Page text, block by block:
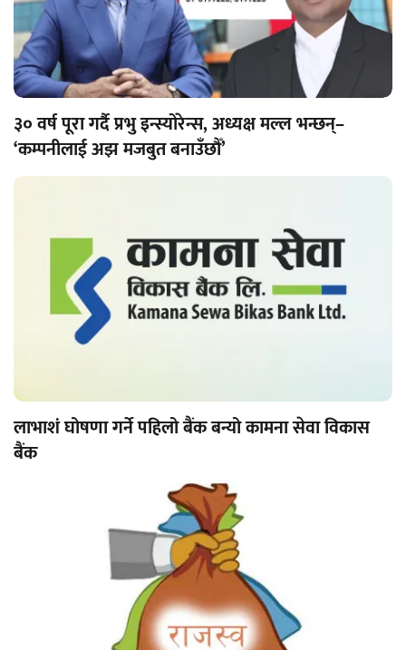
३० वर्ष पूरा गर्दै प्रभु इन्स्योरेन्स, अध्यक्ष मल्ल भन्छन्–
‘कम्पनीलाई अझ मजबुत बनाउँछौँ’
लाभाशं घोषणा गर्ने पहिलो बैंक बन्यो कामना सेवा विकास
बैंक